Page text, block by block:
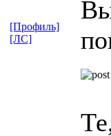
[Профиль]
[ЛС]